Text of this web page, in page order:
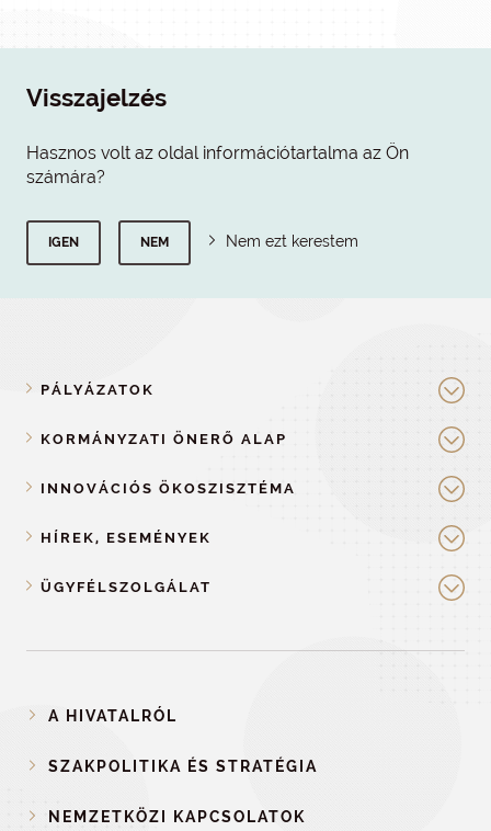
Visszajelzés
Hasznos volt az oldal információtartalma az Ön
számára?
IGEN NEM Nem ezt kerestem
PÁLYÁZATOK
KORMÁNYZATI ÖNERŐ ALAP
INNOVÁCIÓS ÖKOSZISZTÉMA
HÍREK, ESEMÉNYEK
ÜGYFÉLSZOLGÁLAT
A HIVATALRÓL
SZAKPOLITIKA ÉS STRATÉGIA
NEMZETKÖZI KAPCSOLATOK